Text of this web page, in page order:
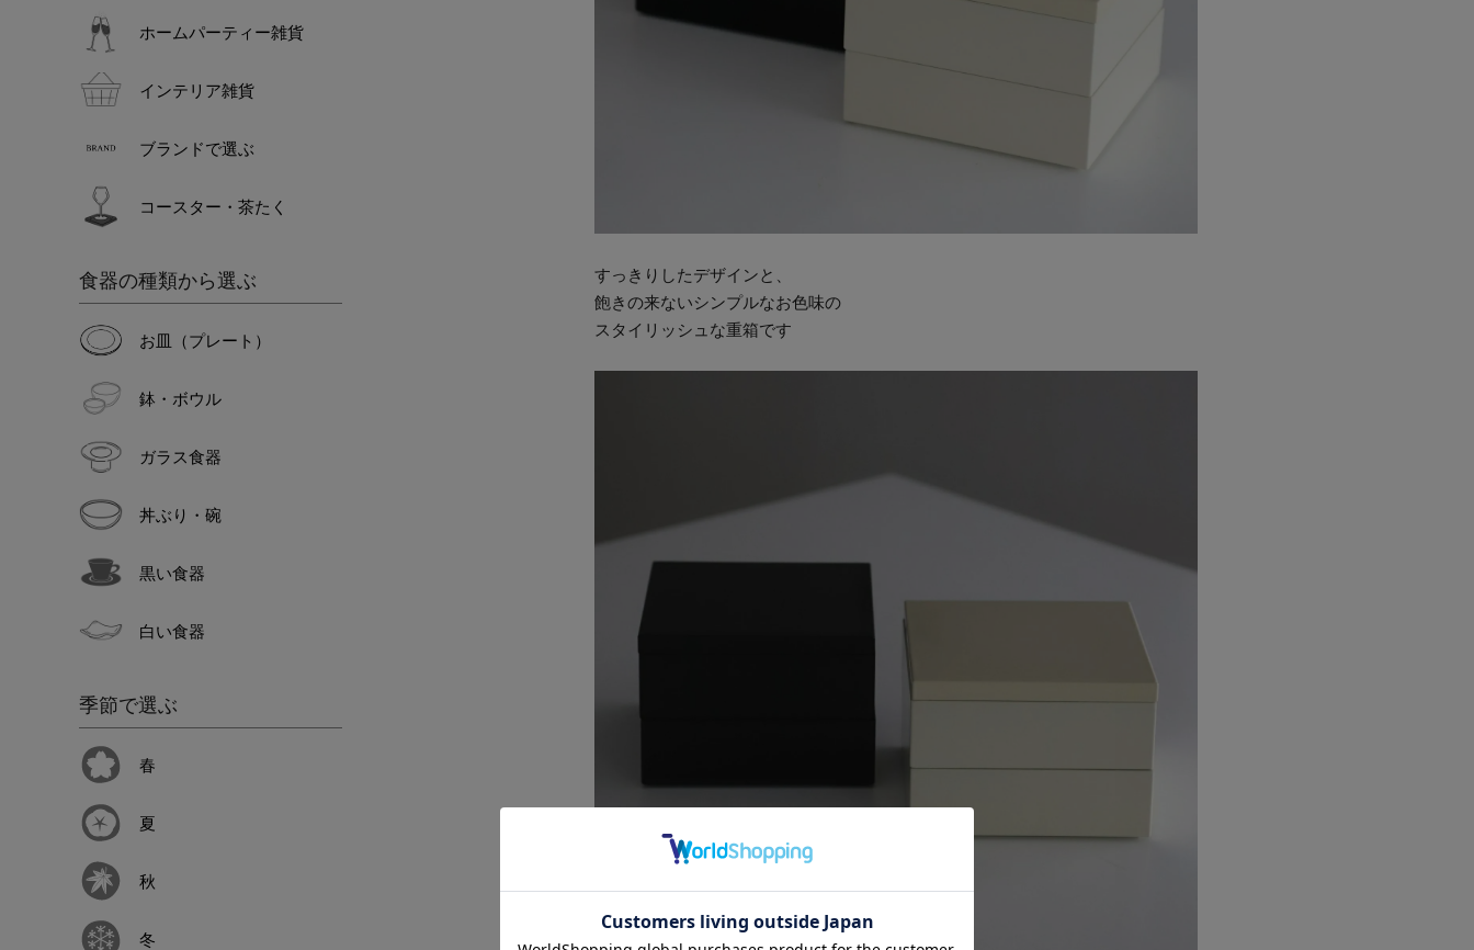
ホームパーティー雑貨
インテリア雑貨
ブランドで選ぶ
コースター・茶たく
食器の種類から選ぶ
お皿（プレート）
鉢・ボウル
ガラス食器
丼ぶり・碗
黒い食器
白い食器
季節で選ぶ
春
夏
秋
冬
すっきりしたデザインと、
飽きの来ないシンプルなお色味の
スタイリッシュな重箱です